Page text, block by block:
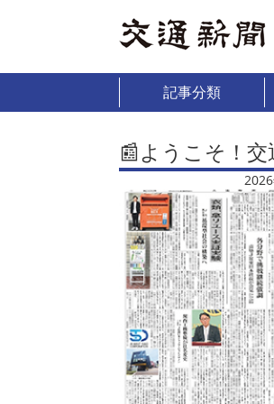
記事分類
📰ようこそ！交